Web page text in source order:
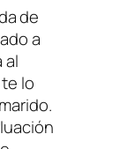
de
a
al
lo